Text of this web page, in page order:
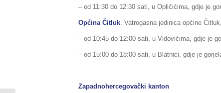
– od 11:30 do 12:30 sati, u Opličićima, gdje je
Općina Čitluk. Vatrogasna jedinica općine
– od 10:45 do 12:00 sati, u Vidovićima, gdje je
– od 15:00 do 18:00 sati, u Blatnici, gdje je
Zapadnohercegovački kanton